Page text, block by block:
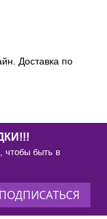
Доставка по
чтобы быть в
ПОДПИСАТЬСЯ